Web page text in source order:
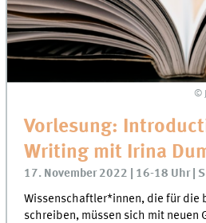
©
Vorlesung:
Writing mit Irina
17. November 2022 | 16-18 Uhr |
Wissenschaftler*innen, die für die
schreiben, müssen sich mit neuen